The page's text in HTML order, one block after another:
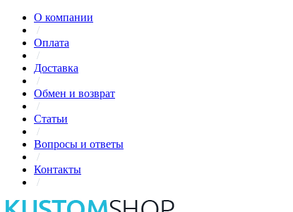
О компании
/
Оплата
/
Доставка
/
Обмен и возврат
/
Статьи
/
Вопросы и ответы
/
Контакты
/